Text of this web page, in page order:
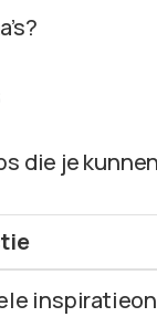
die je